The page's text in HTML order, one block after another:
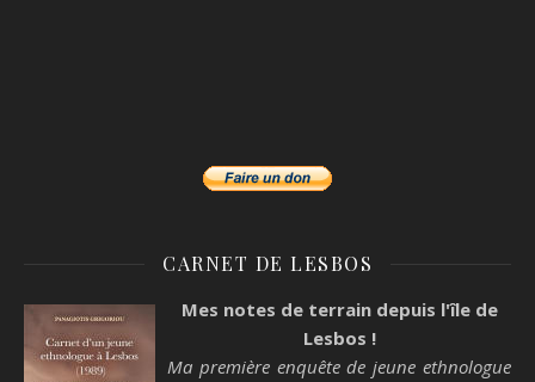
CARNET DE LESBOS
Mes notes de terrain depuis l'île de
Lesbos !
Ma première enquête de jeune ethnologue